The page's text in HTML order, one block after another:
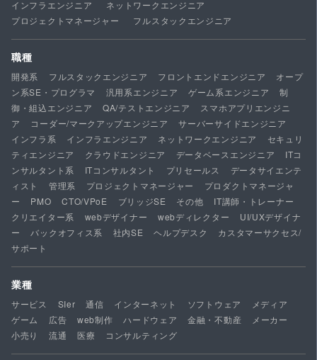
インフラエンジニア
ネットワークエンジニア
プロジェクトマネージャー
フルスタックエンジニア
職種
開発系 フルスタックエンジニア フロントエンドエンジニア
オープ
ン系SE・プログラマ
汎用系エンジニア ゲーム系エンジニア
制
御・組込エンジニア
QA/テストエンジニア
スマホアプリエンジニ
ア
コーダー/マークアップエンジニア
サーバーサイドエンジニア
インフラ系
インフラエンジニア ネットワークエンジニア
セキュリ
ティエンジニア
クラウドエンジニア データベースエンジニア
ITコ
ンサルタント系
ITコンサルタント プリセールス
データサイエンテ
ィスト
管理系 プロジェクトマネージャー
プロダクトマネージャ
ー
PMO CTO/VPoE ブリッジSE その他
IT講師・トレーナー
クリエイター系
webデザイナー webディレクター
UI/UXデザイナ
ー
バックオフィス系 社内SE ヘルプデスク
カスタマーサクセス/
サポート
業種
サービス SIer 通信 インターネット ソフトウェア
メディア
ゲーム
広告 web制作 ハードウェア 金融・不動産
メーカー
小売り
流通 医療 コンサルティング